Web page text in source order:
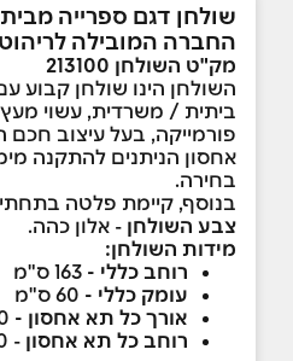
שולחן דגם ספרייה
החברה המובילה לריהוט
מק"ט השולחן 213100
השולחן הינו שולחן קבוע
ביתית / משרדית, עשוי מעץ
פורמייקה, בעל עיצוב חכם
אחסון הניתנים להתקנה
בחירה.
בנוסף, קיימת פלטה
צבע השולחן - אלון כהה.
מידות השולחן:
רוחב כללי -
עומק כללי -
אורך כל תא אחסון -
רוחב כל תא אחסון - 30 ס"מ